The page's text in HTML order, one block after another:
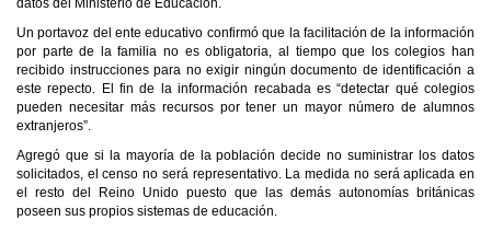
datos del Ministerio de Educación.
Un portavoz del ente educativo confirmó que la facilitación de la información
por parte de la familia no es obligatoria, al tiempo que los colegios han
recibido instrucciones para no exigir ningún documento de identificación a
este repecto. El fin de la información recabada es “detectar qué colegios
pueden necesitar más recursos por tener un mayor número de alumnos
extranjeros”.
Agregó que si la mayoría de la población decide no suministrar los datos
solicitados, el censo no será representativo. La medida no será aplicada en
el resto del Reino Unido puesto que las demás autonomías británicas
poseen sus propios sistemas de educación.